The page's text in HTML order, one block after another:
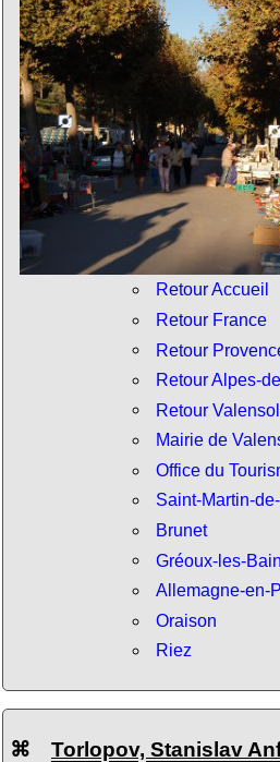
Retour Accueil
Retour France
Retour
Retour Alpes-
Retour
Mairie de
Office du
Saint-Martin-
Brunet
Gréoux-les-
Allemagne-en-
Oraison
Riez
⌘ Torlopov, Stanislav